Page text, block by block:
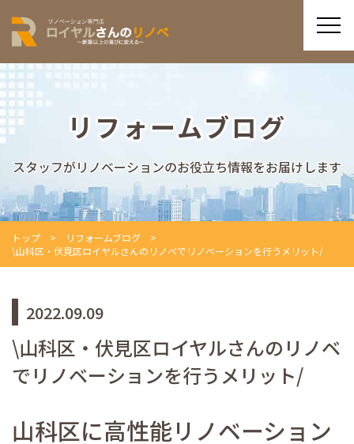
リフォームブログ
スタッフがリノベーションのお役立ち情報をお届けします
トップ
リフォームブログ
\山科区・伏見区ロイヤルさんのリノベでリノベーションを行うメリット/
2022.09.09
\山科区・伏見区ロイヤルさんのリノベ
でリノベーションを行うメリット/
山科区に高性能リノベーション